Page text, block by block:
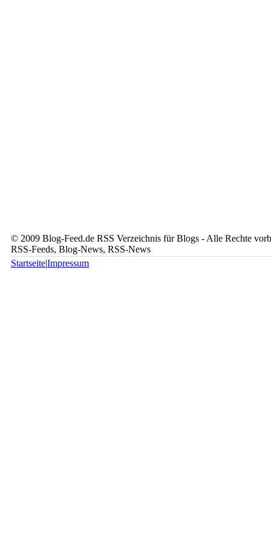
© 2009 Blog-Feed.de RSS Verzeichnis für Blogs - Alle Rechte
RSS-Feeds, Blog-News, RSS-News
Startseite|Impressum